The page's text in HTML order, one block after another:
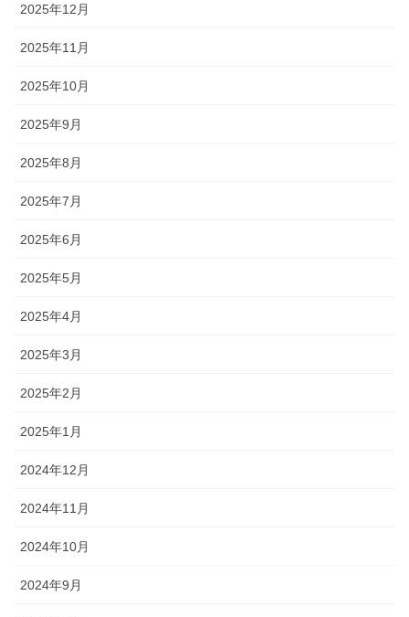
2025年12月
2025年11月
2025年10月
2025年9月
2025年8月
2025年7月
2025年6月
2025年5月
2025年4月
2025年3月
2025年2月
2025年1月
2024年12月
2024年11月
2024年10月
2024年9月